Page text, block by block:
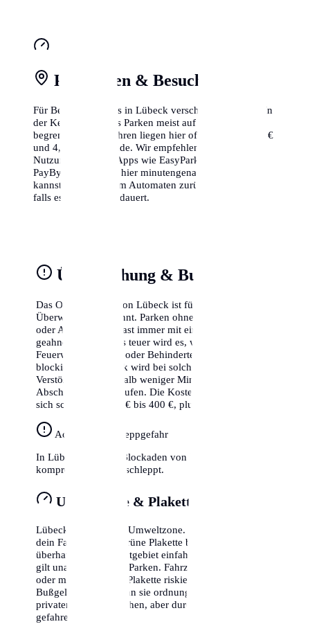
Parkzonen & Besuchsparken
Für Besucher gibt es in Lübeck verschiedene Zonen. In
der Kernstadt ist das Parken meist auf 2-3 Stunden
begrenzt. Die Gebühren liegen hier oft zwischen 1,50 €
und 4,00 € pro Stunde. Wir empfehlen dringend die
Nutzung von Park-Apps wie EasyPark oder
PayByPhone, da du hier minutengenau abrechnen
kannst und nicht zum Automaten zurücklaufen musst,
falls es doch länger dauert.
Überwachung & Bußgelder
Das Ordnungsamt von Lübeck ist für seine strikte
Überwachung bekannt. Parken ohne gültigen Schein
oder Ausweis wird fast immer mit einem Knöllchen
geahndet. Besonders teuer wird es, wenn du Radwege,
Feuerwehrzufahrten oder Behindertenparkplätze
blockierst. In Lübeck wird bei solchen schweren
Verstößen oft innerhalb weniger Minuten der
Abschleppdienst gerufen. Die Kosten hierfür belaufen
sich schnell auf 250 € bis 400 €, plus das Bußgeld.
Achtung Abschleppgefahr
In Lübeck wird bei Blockaden von Rettungswegen
kompromisslos abgeschleppt.
Umweltzone & Plakette
Lübeck liegt in einer Umweltzone. Das bedeutet, dass
dein Fahrzeug eine grüne Plakette benötigt, um
überhaupt in das Stadtgebiet einfahren zu dürfen. Dies
gilt unabhängig vom Parken. Fahrzeuge ohne Plakette
oder mit gelber/roter Plakette riskieren hohe
Bußgelder, selbst wenn sie ordnungsgemäß auf einem
privaten Parkplatz stehen, aber durch die Zone
gefahren sind.